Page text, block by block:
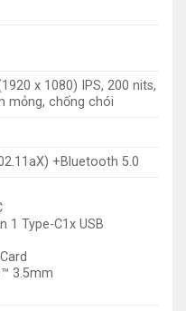
x 1080) IPS, 200 nits,
mỏng, chống chói
+Bluetooth 5.0
1 Type-C1x USB
3.5mm